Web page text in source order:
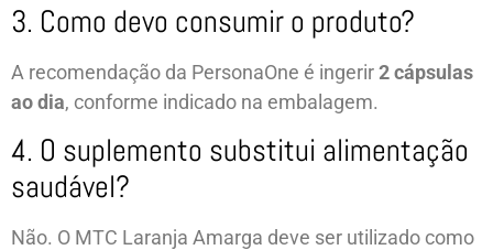
3. Como devo consumir o produto?
A recomendação da PersonaOne é ingerir2 cápsulas
ao dia, conforme indicado na embalagem.
4. O suplemento substitui alimentação
saudável?
Não. O MTC Laranja Amarga deve ser utilizado como